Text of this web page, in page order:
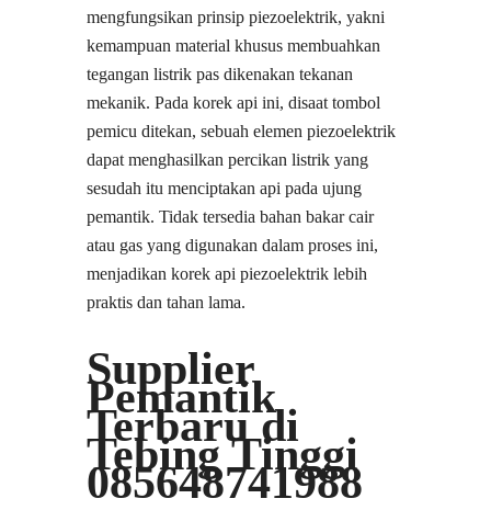
mengfungsikan prinsip piezoelektrik, yakni
kemampuan material khusus membuahkan
tegangan listrik pas dikenakan tekanan
mekanik. Pada korek api ini, disaat tombol
pemicu ditekan, sebuah elemen piezoelektrik
dapat menghasilkan percikan listrik yang
sesudah itu menciptakan api pada ujung
pemantik. Tidak tersedia bahan bakar cair
atau gas yang digunakan dalam proses ini,
menjadikan korek api piezoelektrik lebih
praktis dan tahan lama.
Supplier
Pemantik
Terbaru di
Tebing Tinggi
085648741988